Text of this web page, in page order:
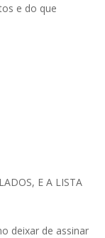
e do que
E A LISTA
deixar de assinar